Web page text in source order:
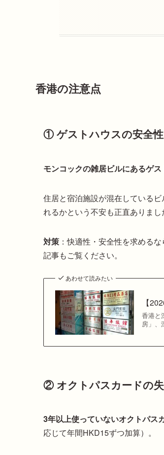
香港の注意点
① ゲストハウスの安全性
モンコックの雑居ビルにあるゲ
住居と宿泊施設が混在している
れるかという不安も正直ありまし
対策 ：快適性・安全性を求める
記事もご覧ください。
あわせて読みたい
【
香港と
房」、
② オクトパスカードの
3年以上使っていないオクトパス
応じて年間HKD15ずつ加算）。